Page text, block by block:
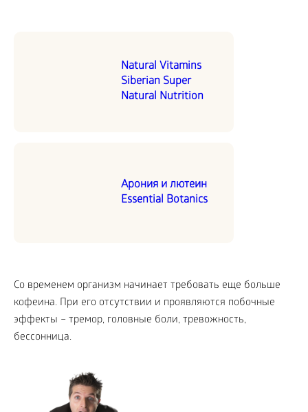
Natural Vitamins
Siberian Super
Natural Nutrition
Арония и лютеин
Essential Botanics
Со временем организм начинает требовать еще больше
кофеина. При его отсутствии и проявляются побочные
эффекты – тремор, головные боли, тревожность,
бессонница.